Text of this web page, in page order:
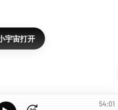
放出，敬请期待
联合信用卡中心」、「财金
宇宙打开
54:01